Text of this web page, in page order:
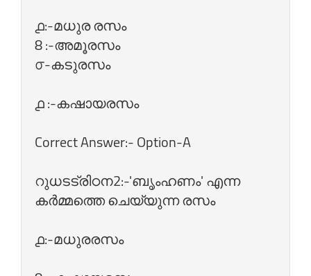
൧:-മധുര രസം
8 :-അമൂരസം
൦-കടുരസം
൧ :-കഷായരസം
Correct Answer:- Option-A
റുധടട്രിഠന2:-'ബൃംഹണം' എന്ന
കര്‍മ്മത്തെ ചെയ്യുന്ന രസം
൧:-മധുരരസം